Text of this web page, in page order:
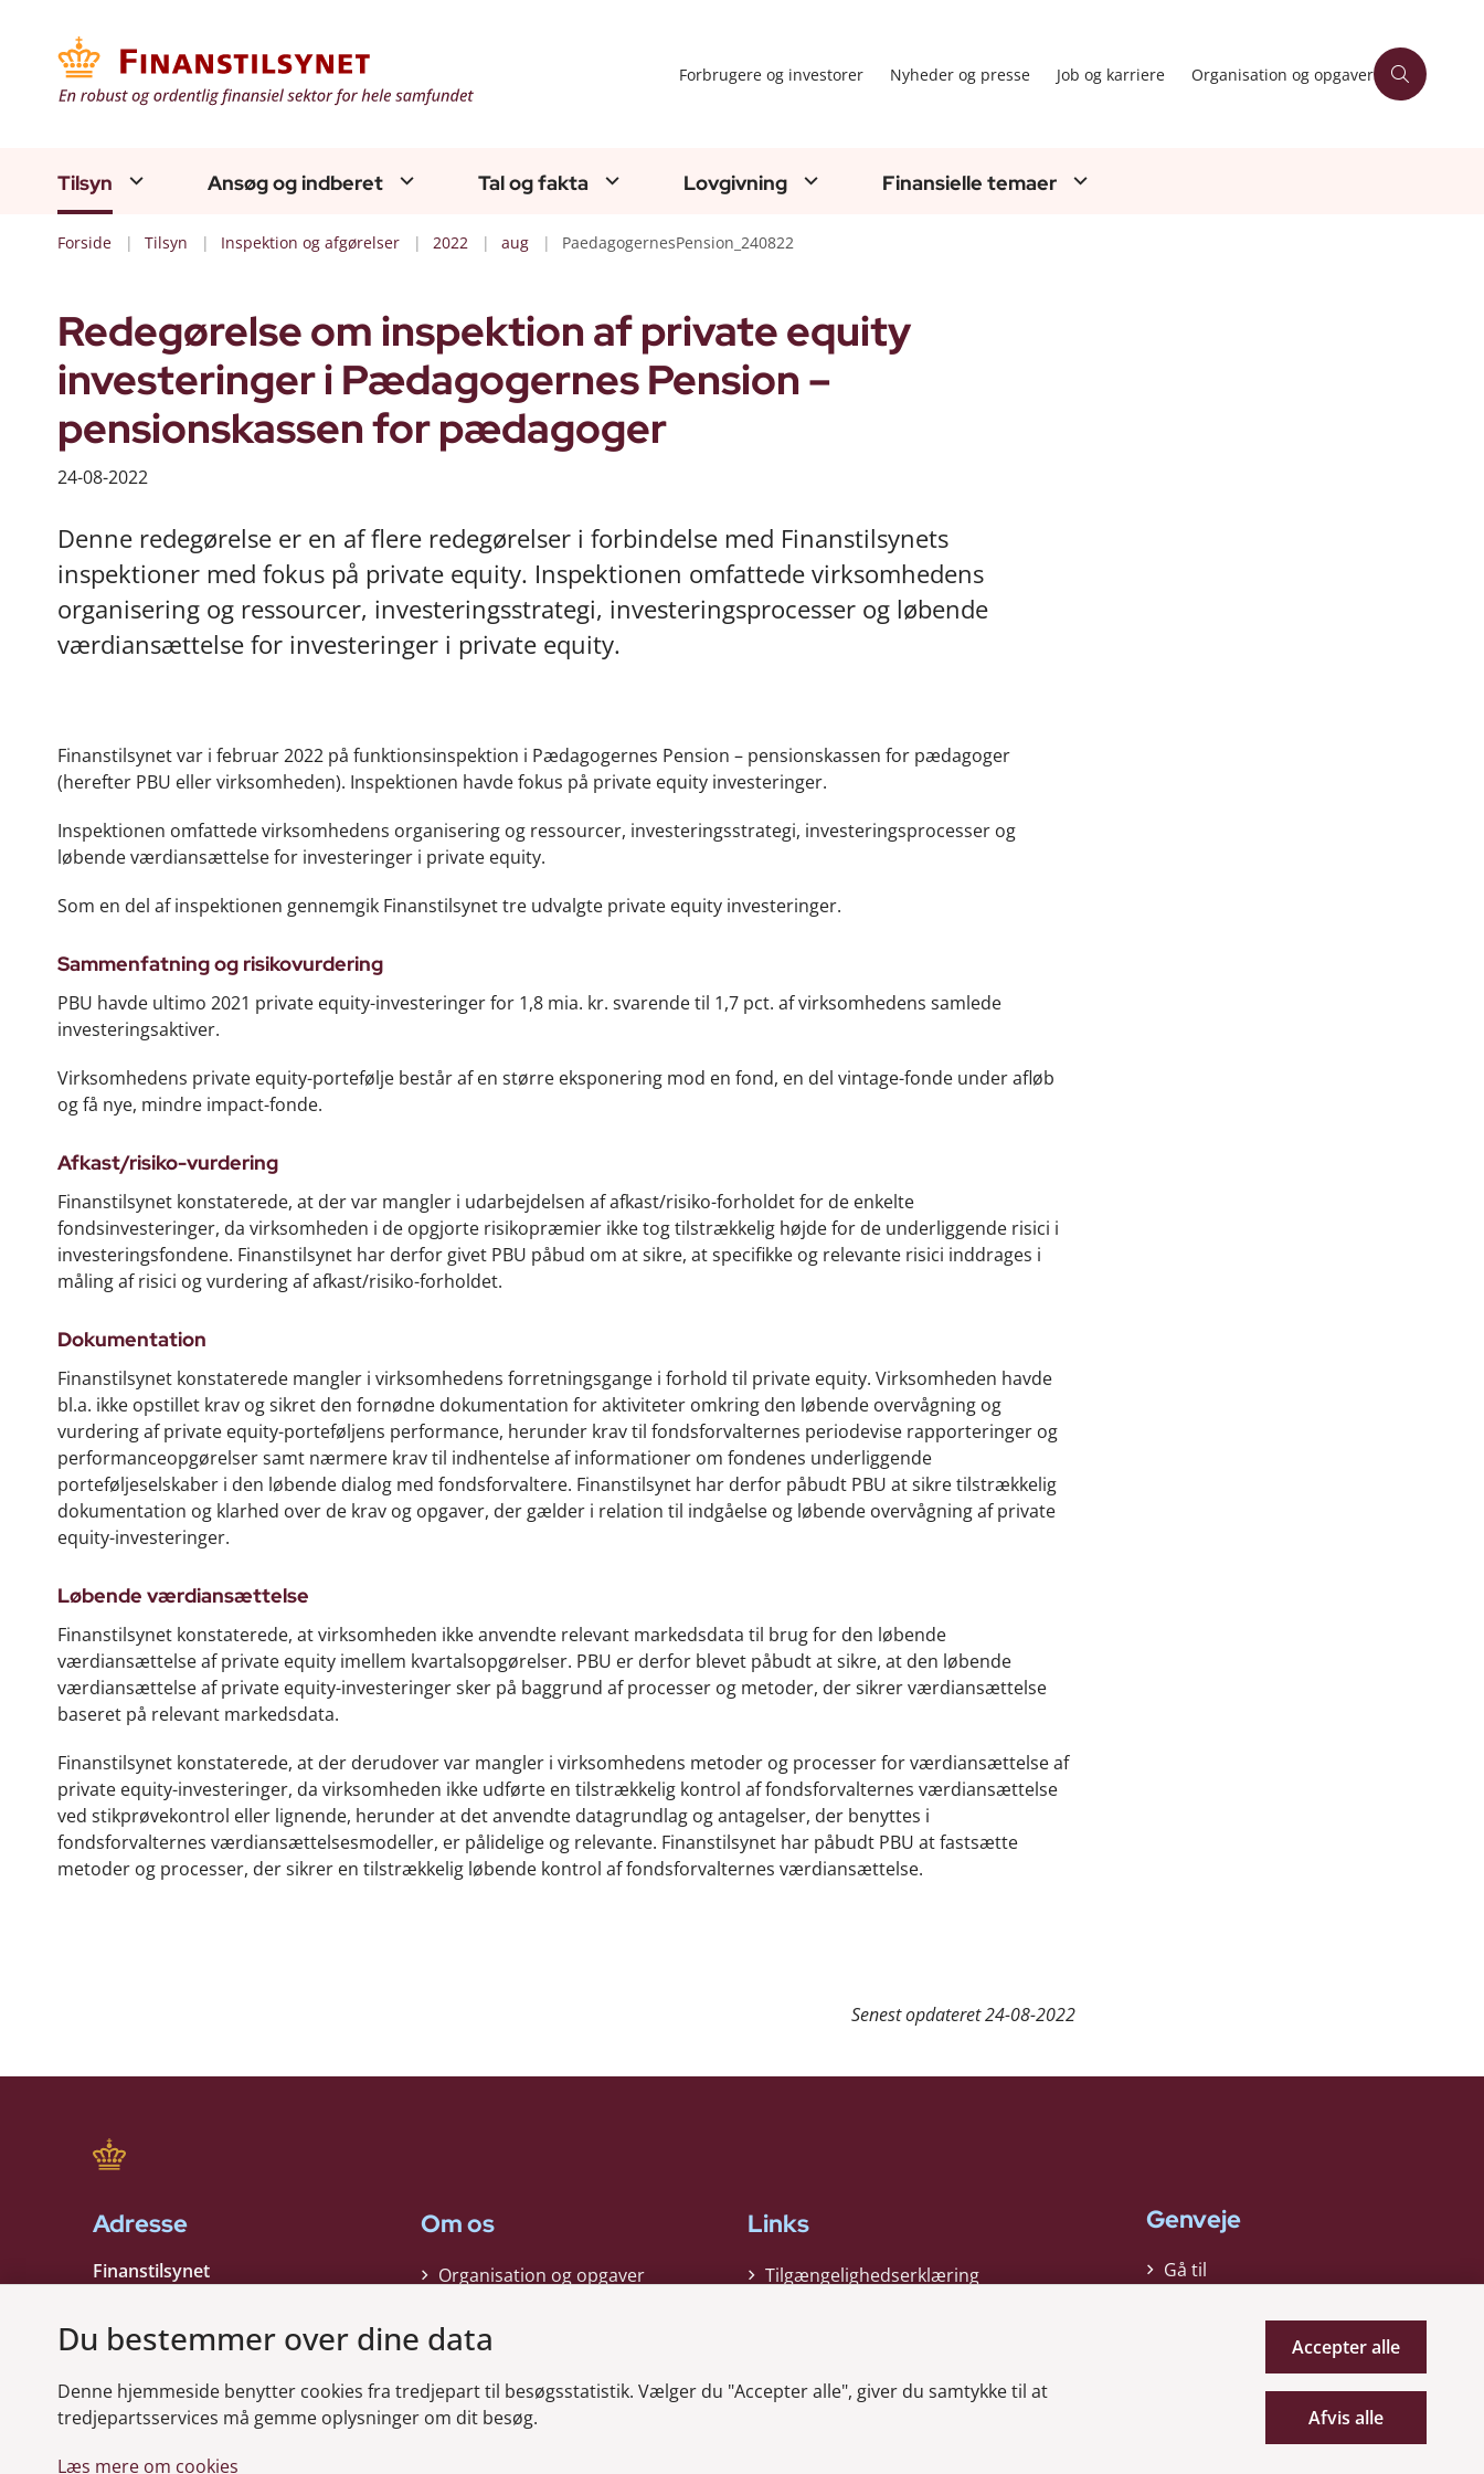
Forbrugere og investorer Nyheder og presse Job og karriere Organisation og opgaver
Tilsyn Ansøg og indberet Tal og fakta Lovgivning Finansielle temaer
Forside Tilsyn Inspektion og afgørelser 2022 aug PaedagogernesPension_240822
Redegørelse om inspektion af private equity
investeringer i Pædagogernes Pension –
pensionskassen for pædagoger
24-08-2022
Denne redegørelse er en af flere redegørelser i forbindelse med Finanstilsynets
inspektioner med fokus på private equity. Inspektionen omfattede virksomhedens
organisering og ressourcer, investeringsstrategi, investeringsprocesser og løbende
værdiansættelse for investeringer i private equity.
Finanstilsynet var i februar 2022 på funktionsinspektion i Pædagogernes Pension – pensionskassen for pædagoger
(herefter PBU eller virksomheden). Inspektionen havde fokus på private equity investeringer.
Inspektionen omfattede virksomhedens organisering og ressourcer, investeringsstrategi, investeringsprocesser og
løbende værdiansættelse for investeringer i private equity.
Som en del af inspektionen gennemgik Finanstilsynet tre udvalgte private equity investeringer.
Sammenfatning og risikovurdering
PBU havde ultimo 2021 private equity-investeringer for 1,8 mia. kr. svarende til 1,7 pct. af virksomhedens samlede
investeringsaktiver.
Virksomhedens private equity-portefølje består af en større eksponering mod en fond, en del vintage-fonde under afløb
og få nye, mindre impact-fonde.
Afkast/risiko-vurdering
Finanstilsynet konstaterede, at der var mangler i udarbejdelsen af afkast/risiko-forholdet for de enkelte
fondsinvesteringer, da virksomheden i de opgjorte risikopræmier ikke tog tilstrækkelig højde for de underliggende risici i
investeringsfondene. Finanstilsynet har derfor givet PBU påbud om at sikre, at specifikke og relevante risici inddrages i
måling af risici og vurdering af afkast/risiko-forholdet.
Dokumentation
Finanstilsynet konstaterede mangler i virksomhedens forretningsgange i forhold til private equity. Virksomheden havde
bl.a. ikke opstillet krav og sikret den fornødne dokumentation for aktiviteter omkring den løbende overvågning og
vurdering af private equity-porteføljens performance, herunder krav til fondsforvalternes periodevise rapporteringer og
performanceopgørelser samt nærmere krav til indhentelse af informationer om fondenes underliggende
porteføljeselskaber i den løbende dialog med fondsforvaltere. Finanstilsynet har derfor påbudt PBU at sikre tilstrækkelig
dokumentation og klarhed over de krav og opgaver, der gælder i relation til indgåelse og løbende overvågning af private
equity-investeringer.
Løbende værdiansættelse
Finanstilsynet konstaterede, at virksomheden ikke anvendte relevant markedsdata til brug for den løbende
værdiansættelse af private equity imellem kvartalsopgørelser. PBU er derfor blevet påbudt at sikre, at den løbende
værdiansættelse af private equity-investeringer sker på baggrund af processer og metoder, der sikrer værdiansættelse
baseret på relevant markedsdata.
Finanstilsynet konstaterede, at der derudover var mangler i virksomhedens metoder og processer for værdiansættelse af
private equity-investeringer, da virksomheden ikke udførte en tilstrækkelig kontrol af fondsforvalternes værdiansættelse
ved stikprøvekontrol eller lignende, herunder at det anvendte datagrundlag og antagelser, der benyttes i
fondsforvalternes værdiansættelsesmodeller, er pålidelige og relevante. Finanstilsynet har påbudt PBU at fastsætte
metoder og processer, der sikrer en tilstrækkelig løbende kontrol af fondsforvalternes værdiansættelse.
Senest opdateret24-08-2022
Adresse
Finanstilsynet
1401 København K
CVR nummer:10598184
Om os
Organisation og opgaver
Kontakt
Modtag nyheder
Links
Tilgængelighedserklæring
Whistleblower
Genveje
Gå til
Du bestemmer over dine data
Denne hjemmeside benytter cookies fra tredjepart til besøgsstatistik. Vælger du "Accepter alle", giver du samtykke til at
tredjepartsservices må gemme oplysninger om dit besøg.
Læs mere om cookies
Accepter alle
Afvis alle